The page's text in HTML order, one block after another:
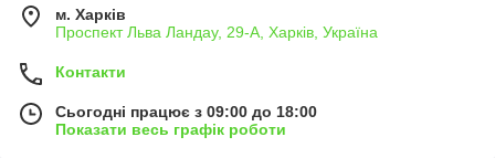
м. Харків
Проспект Льва Ландау, 29-А, Харків, Україна
Контакти
Сьогодні працює з 09:00 до 18:00
Показати весь графік роботи